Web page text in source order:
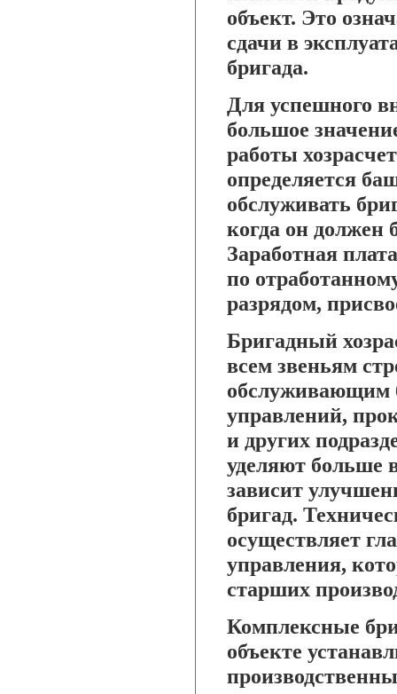
объект. Это
сдачи в
бригада.
Для успешного
большое
работы
определяется
обслуживать
когда он должен
Заработная
по
разрядом,
Бригадный
всем звеньям
обслуживающим
управлений,
и других
уделяют больше
зависит
бригад.
осуществляет
управления,
старших
Комплексные
объекте